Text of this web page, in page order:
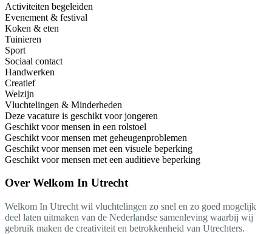
Activiteiten begeleiden
Evenement & festival
Koken & eten
Tuinieren
Sport
Sociaal contact
Handwerken
Creatief
Welzijn
Vluchtelingen & Minderheden
Deze vacature is geschikt voor jongeren
Geschikt voor mensen in een rolstoel
Geschikt voor mensen met geheugenproblemen
Geschikt voor mensen met een visuele beperking
Geschikt voor mensen met een auditieve beperking
Over Welkom In Utrecht
Welkom In Utrecht wil vluchtelingen zo snel en zo goed mogelijk
deel laten uitmaken van de Nederlandse samenleving waarbij wij
gebruik maken de creativiteit en betrokkenheid van Utrechters.